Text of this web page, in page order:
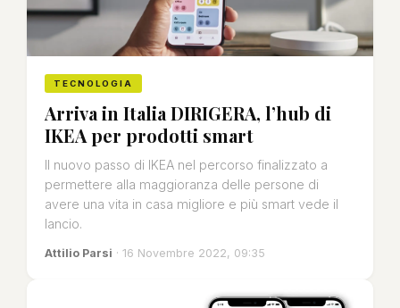
TECNOLOGIA
Arriva in Italia DIRIGERA, l’hub di
IKEA per prodotti smart
Il nuovo passo di IKEA nel percorso finalizzato a
permettere alla maggioranza delle persone di
avere una vita in casa migliore e più smart vede il
lancio.
Attilio Parsi · 16 Novembre 2022, 09:35